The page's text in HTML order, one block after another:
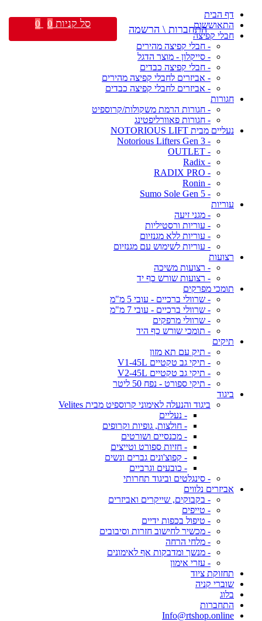
דף הבית
התאוששות
חבלי קפיצה
- חבלי קפיצה מהירים
- סייקלון - מוצר הדגל
- חבלי קפיצה כבדים
- אביזרים לחבלי קפיצה מהירים
- אביזרים לחבלי קפיצה כבדים
חגורות
- חגורות הרמת משקולות/קרוספיט
- חגורות פאוורליפטינג
נעליים מבית NOTORIOUS LIFT
- Notorious Lifters Gen 3
- OUTLET
- Radix
- RADIX PRO
- Ronin
- Sumo Sole Gen 5
עוריות
- מגני זיעה
- עוריות ורסטיליות
- עוריות ללא מגנזיום
- עוריות לשימוש עם מגנזיום
רצועות
- רצועות משיכה
- רצועות שורש כף יד
תומכי מפרקים
- שרוולי ברכיים - עובי 5 מ"מ
- שרוולי ברכיים - עובי 7 מ"מ
- שרוולי מרפקים
- תומכי שורש כף היד
תיקים
- תיק עם תא מזון
- תיקי גב טקטיים V1-45L
- תיקי גב טקטיים V2-45L
- תיקי ספורט - נפח 50 ליטר
ביגוד
ביגוד והנעלה לאימוני קרוספיט מבית Velites
- נעליים
- חולצות, גופיות וקרופים
- מכנסיים ושורטים
- חזיות ספורט וטייצים
- קפוצ'ונים גברים ונשים
- כובעים וגרביים
- סינגלטים וביגוד תחרותי
אביזרים נלווים
- בקבוקים, שייקרים ואביזרים
- טייפים
- טיפול בכפות ידיים
- מכשיר לחישוב חזרות וסיבובים
- מלחי הרחה
- מנשך ומדבקות אף לאימונים
- עזרי אימון
תחזוקת ציוד
שוברי קניה
בלוג
התחברות
Info@rtshop.online
התחברות \ הרשמה סל קניות 0
0